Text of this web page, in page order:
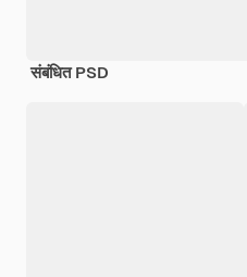
संबंधित PSD